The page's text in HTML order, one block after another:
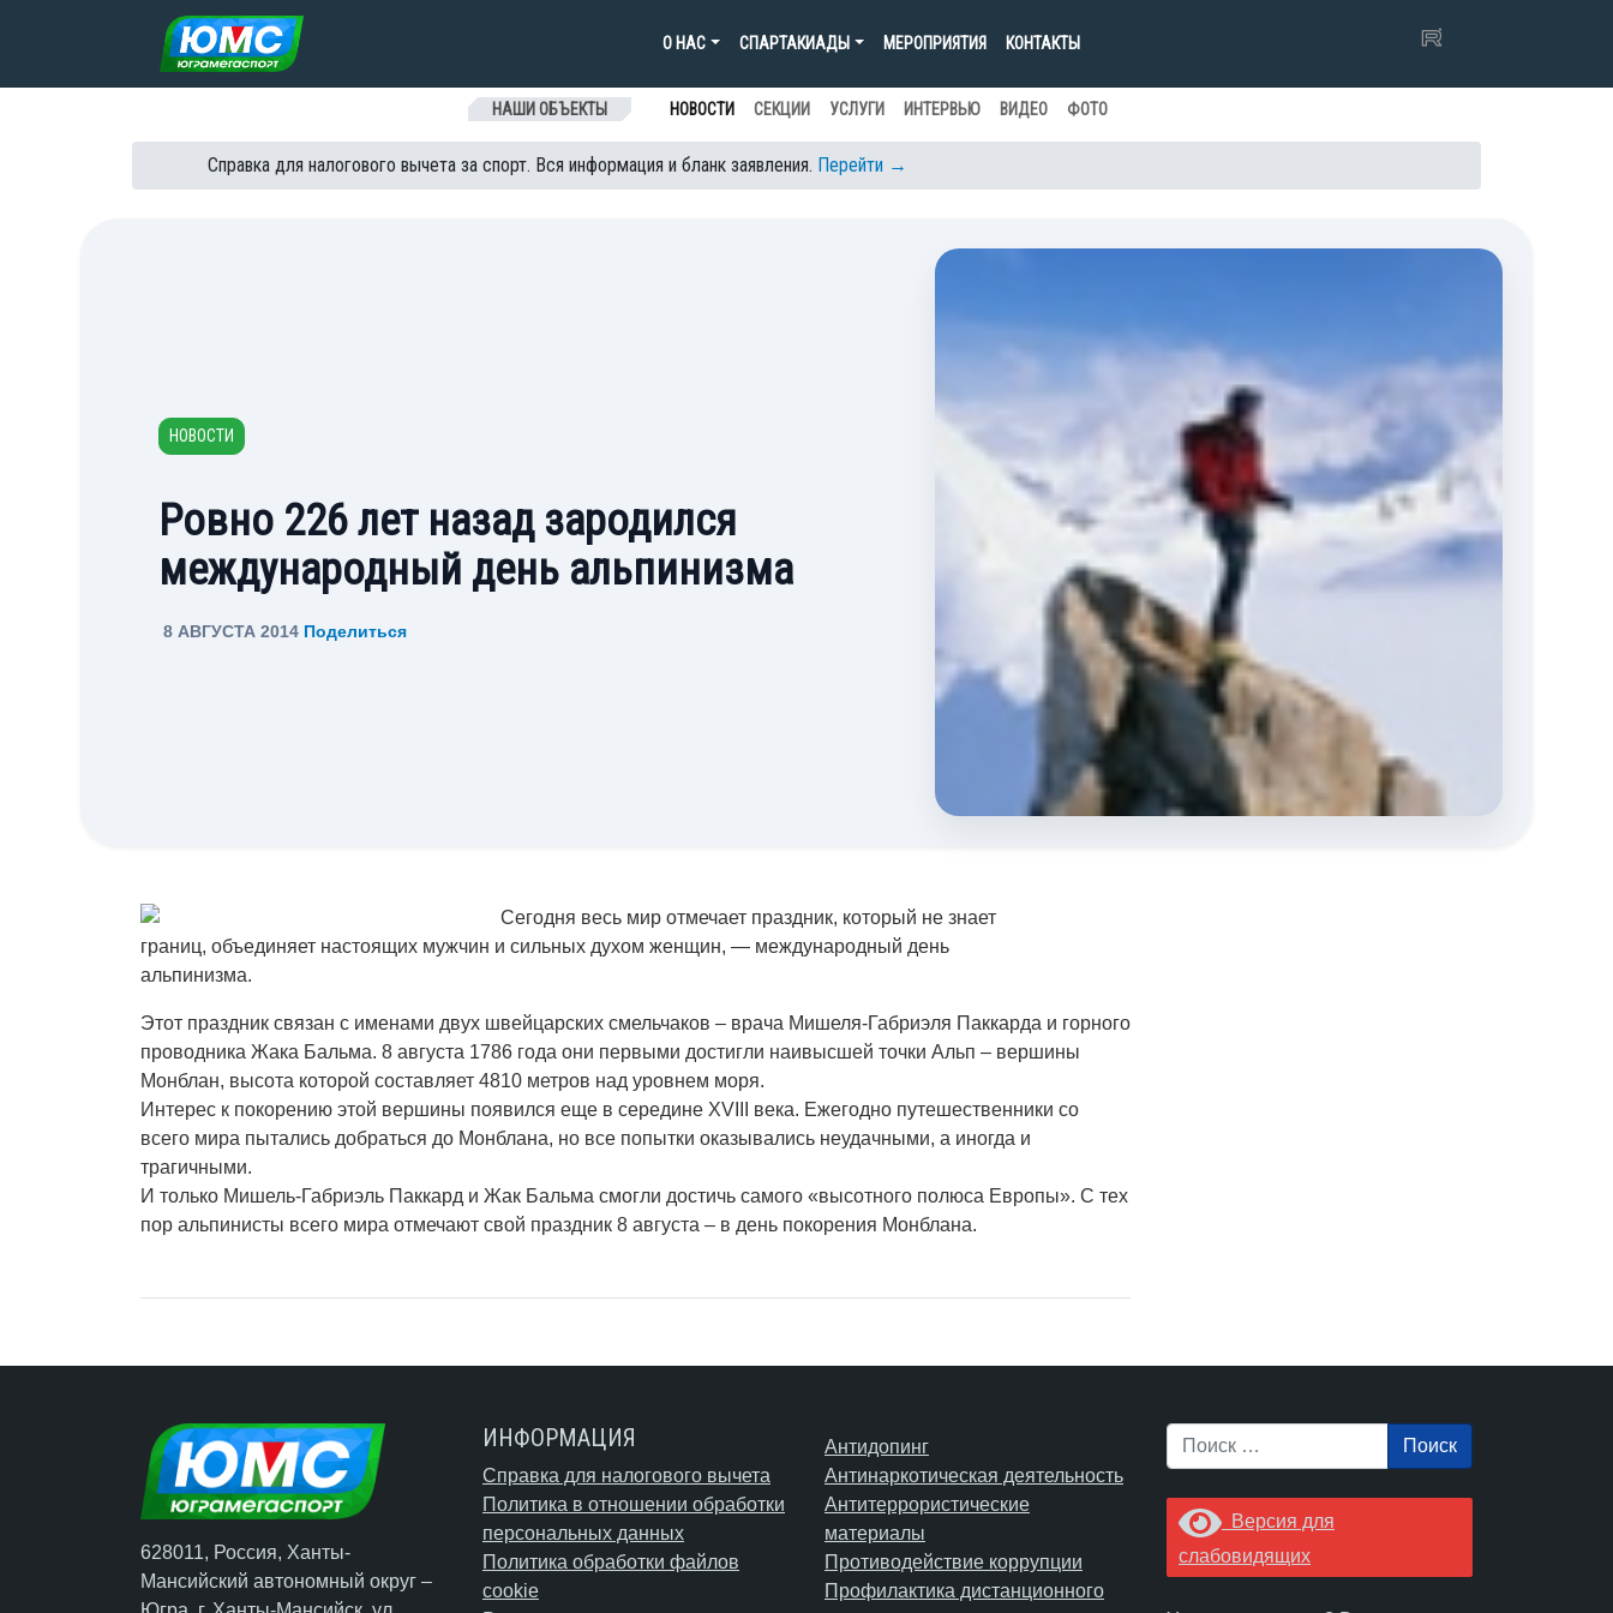
Перейти к содержанию
О НАС СПАРТАКИАДЫ МЕРОПРИЯТИЯ КОНТАКТЫ
НАШИ ОБЪЕКТЫ НОВОСТИ СЕКЦИИ УСЛУГИ ИНТЕРВЬЮ ВИДЕО ФОТО
Справка для налогового вычета за спорт. Вся информация и бланк заявления. Перейти →
НОВОСТИ
Ровно 226 лет назад зародился
международный день альпинизма
8 АВГУСТА 2014 Поделиться
Сегодня весь мир отмечает праздник, который не знает
границ, объединяет настоящих мужчин и сильных духом женщин, — международный день
альпинизма.
Этот праздник связан с именами двух швейцарских смельчаков – врача Мишеля-Габриэля Паккарда и горного
проводника Жака Бальма. 8 августа 1786 года они первыми достигли наивысшей точки Альп – вершины
Монблан, высота которой составляет 4810 метров над уровнем моря.
Интерес к покорению этой вершины появился еще в середине XVIII века. Ежегодно путешественники со
всего мира пытались добраться до Монблана, но все попытки оказывались неудачными, а иногда и
трагичными.
И только Мишель-Габриэль Паккард и Жак Бальма смогли достичь самого «высотного полюса Европы». С тех
пор альпинисты всего мира отмечают свой праздник 8 августа – в день покорения Монблана.
628011, Россия, Ханты-
Мансийский автономный округ –
ИНФОРМАЦИЯ
Справка для налогового вычета
Политика в отношении обработки
персональных данных
Политика обработки файлов
cookie
Антидопинг
Антинаркотическая деятельность
Антитеррористические
материалы
Противодействие коррупции
Профилактика дистанционного
Поиск
Версия для
слабовидящих